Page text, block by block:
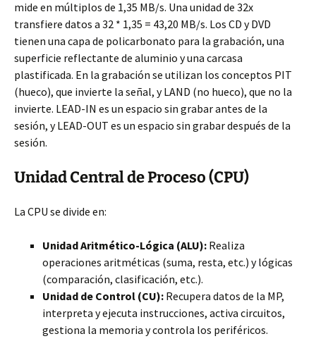
mide en múltiplos de 1,35 MB/s. Una unidad de 32x
transfiere datos a 32 * 1,35 = 43,20 MB/s. Los CD y DVD
tienen una capa de policarbonato para la grabación, una
superficie reflectante de aluminio y una carcasa
plastificada. En la grabación se utilizan los conceptos PIT
(hueco), que invierte la señal, y LAND (no hueco), que no la
invierte. LEAD-IN es un espacio sin grabar antes de la
sesión, y LEAD-OUT es un espacio sin grabar después de la
sesión.
Unidad Central de Proceso (CPU)
La CPU se divide en:
Unidad Aritmético-Lógica (ALU): Realiza
operaciones aritméticas (suma, resta, etc.) y lógicas
(comparación, clasificación, etc.).
Unidad de Control (CU): Recupera datos de la MP,
interpreta y ejecuta instrucciones, activa circuitos,
gestiona la memoria y controla los periféricos.